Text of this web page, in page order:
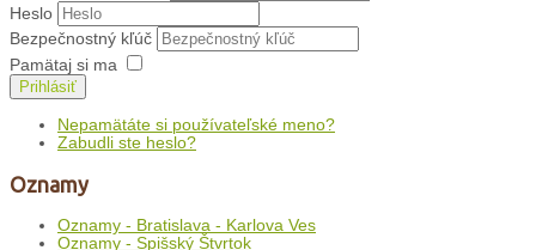
Heslo
Bezpečnostný kľúč
Pamätaj si ma
Prihlásiť
Nepamätáte si používateľské meno?
Zabudli ste heslo?
Oznamy
Oznamy - Bratislava - Karlova Ves
Oznamy - Spišský Štvrtok